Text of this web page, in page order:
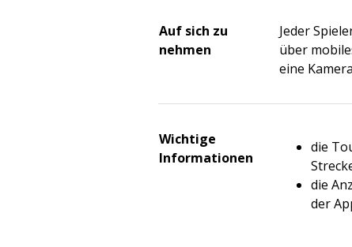
Auf sich zu
nehmen
Jeder
über
eine
Wichtige
Informationen
die
die
der